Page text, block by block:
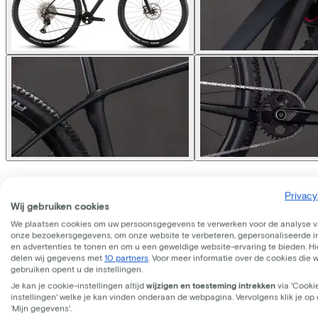
REACTION C:62 PRO
Prijs €1.999,00
Bespaar €582,92 t.o.v. koop.
Lees meer over zakelijk leasen.
Beschikbare kleuren
Frame model
Hoog
Wij gebruiken cookies
We plaatsen cookies om uw persoonsgegevens te verwerken voor de analyse
onze bezoekersgegevens, om onze website te verbeteren, gepersonaliseerde
en advertenties te tonen en om u een geweldige website-ervaring te bieden.
delen wij gegevens met 10 partners . Voor meer informatie over de cookies die
gebruiken opent u de instellingen.
Je kan je cookie-instellingen altijd wijzigen en toesteming intrekken via
instellingen' welke je kan vinden onderaan de webpagina. Vervolgens klik je op
‘Mijn gegevens'.